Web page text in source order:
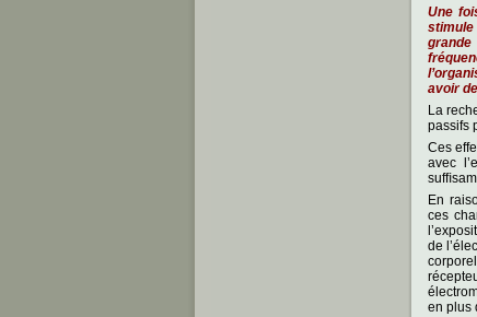
Une
stimule
avoir
La
passifs
Ces
avec
En
ces
de
en plus